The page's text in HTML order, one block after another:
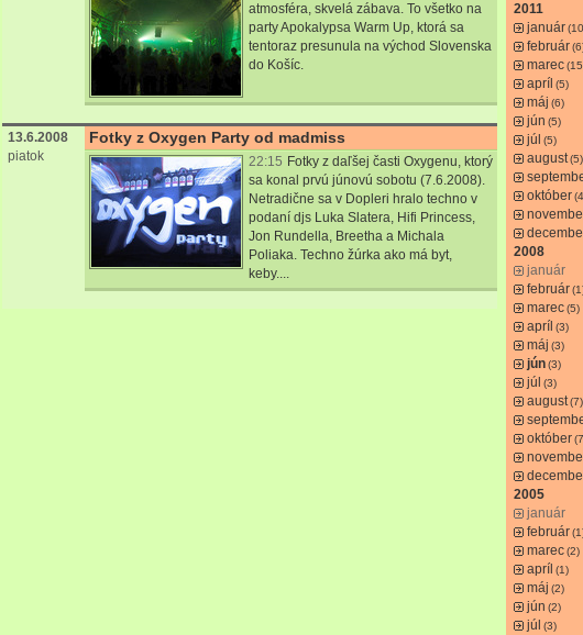
atmosféra, skvelá zábava. To všetko na
party Apokalypsa Warm Up, ktorá sa
tentoraz presunula na východ Slovenska
do Košíc.
13.6.2008
piatok
Fotky z Oxygen Party od madmiss
22:15 Fotky z daľšej časti Oxygenu, ktorý
sa konal prvú júnovú sobotu (7.6.2008).
Netradične sa v Dopleri hralo techno v
podaní djs Luka Slatera, Hifi Princess,
Jon Rundella, Breetha a Michala
Poliaka. Techno žúrka ako má byt,
keby....
2011
január
február
marec
apríl (5)
máj (6)
jún (5)
júl (5)
august(5)
október
2008
január
február
marec(5)
apríl (3)
máj (3)
jún(3)
júl (3)
august(7)
október
2005
január
február
marec(2)
apríl (1)
máj (2)
jún (2)
júl (3)